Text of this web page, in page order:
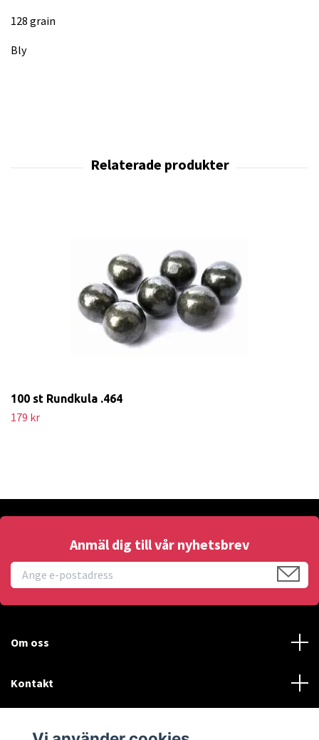
128 grain
Bly
100 st Rundkula .464
179 kr
Anmäl dig till vår nyhetsbrev
Om oss
Kontakt